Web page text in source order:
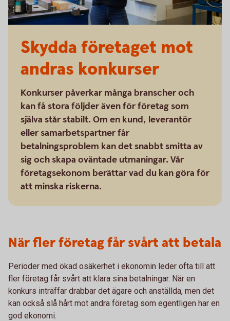
Skydda företaget mot
andras konkurser
Konkurser påverkar många branscher och
kan få stora följder även för företag som
själva står stabilt. Om en kund, leverantör
eller samarbetspartner får
betalningsproblem kan det snabbt smitta av
sig och skapa oväntade utmaningar. Vår
företagsekonom berättar vad du kan göra för
att minska riskerna.
När fler företag får svårt att betala
Perioder med ökad osäkerhet i ekonomin leder ofta till att
fler företag får svårt att klara sina betalningar. När en
konkurs inträffar drabbar det ägare och anställda, men det
kan också slå hårt mot andra företag som egentligen har en
god ekonomi.